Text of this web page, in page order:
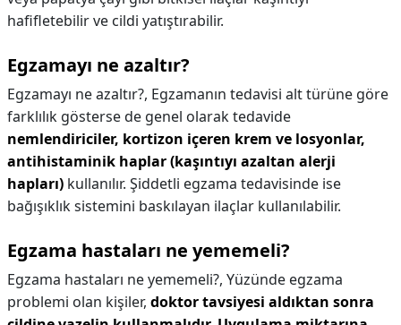
hafifletebilir ve cildi yatıştırabilir.
Egzamayı ne azaltır?
Egzamayı ne azaltır?, Egzamanın tedavisi alt türüne göre
farklılık gösterse de genel olarak tedavide
nemlendiriciler, kortizon içeren krem ve losyonlar,
antihistaminik haplar (kaşıntıyı azaltan alerji
hapları) kullanılır. Şiddetli egzama tedavisinde ise
bağışıklık sistemini baskılayan ilaçlar kullanılabilir.
Egzama hastaları ne yememeli?
Egzama hastaları ne yememeli?, Yüzünde egzama
problemi olan kişiler, doktor tavsiyesi aldıktan sonra